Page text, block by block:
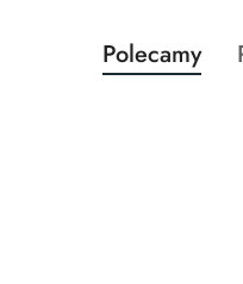
Pomiń karuzelę
Produkty
o
Polecamy